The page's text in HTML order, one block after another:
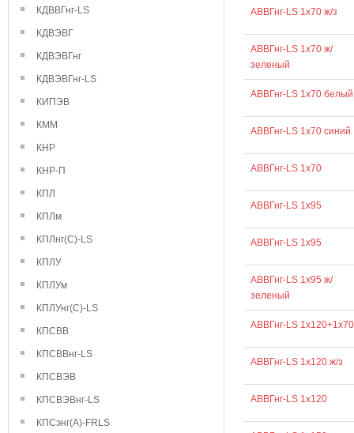
КДВВГнг-LS
КДВЭВГ
КДВЭВГнг
КДВЭВГнг-LS
КИПЭВ
КММ
КНР
КНР-П
КПЛ
КПЛм
КПЛнг(С)-LS
КПЛУ
КПЛУм
КПЛУнг(С)-LS
КПСВВ
КПСВВнг-LS
КПСВЭВ
КПСВЭВнг-LS
КПСэнг(А)-FRLS
АВВГнг-LS 1х70 ж/з
АВВГнг-LS 1х70 ж/
зеленый
АВВГнг-LS 1х70 белый
АВВГнг-LS 1х70 синий
АВВГнг-LS 1х70
АВВГнг-LS 1х95
АВВГнг-LS 1x95
АВВГнг-LS 1х95 ж/
зеленый
АВВГнг-LS 1х120+1х70
АВВГнг-LS 1х120 ж/з
АВВГнг-LS 1х120